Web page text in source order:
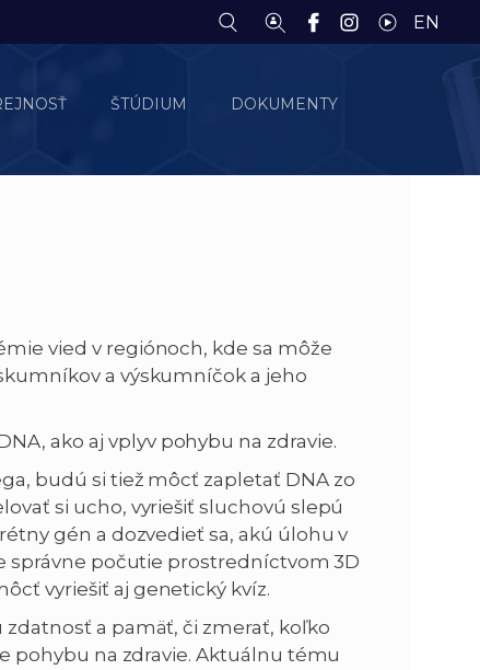
ŠTÚDIUM DOKUMENTY
EN
vied v regiónoch, kde sa môže
a výskumníčok a jeho
ako aj vplyv pohybu na zdravie.
budú si tiež môcť zapletať DNA zo
si ucho, vyriešiť sluchovú slepú
gén a dozvedieť sa, akú úlohu v
správne počutie prostredníctvom 3D
vyriešiť aj genetický kvíz.
a pamäť, či zmerať, koľko
pohybu na zdravie. Aktuálnu tému